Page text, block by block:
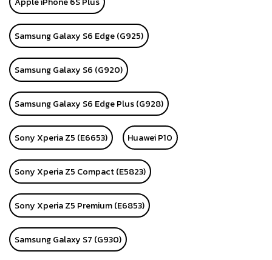
Samsung Galaxy S6 Edge (G925)
Samsung Galaxy S6 (G920)
Samsung Galaxy S6 Edge Plus (G928)
Sony Xperia Z5 (E6653) Huawei P10
Sony Xperia Z5 Compact (E5823)
Sony Xperia Z5 Premium (E6853)
Samsung Galaxy S7 (G930)